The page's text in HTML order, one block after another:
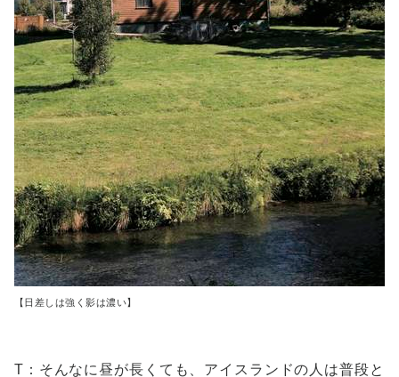
【日差しは強く影は濃い】
T：そんなに昼が長くても、アイスランドの人は普段と